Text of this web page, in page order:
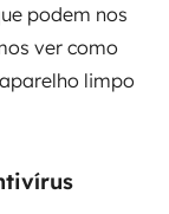
podem nos
ver como
limpo